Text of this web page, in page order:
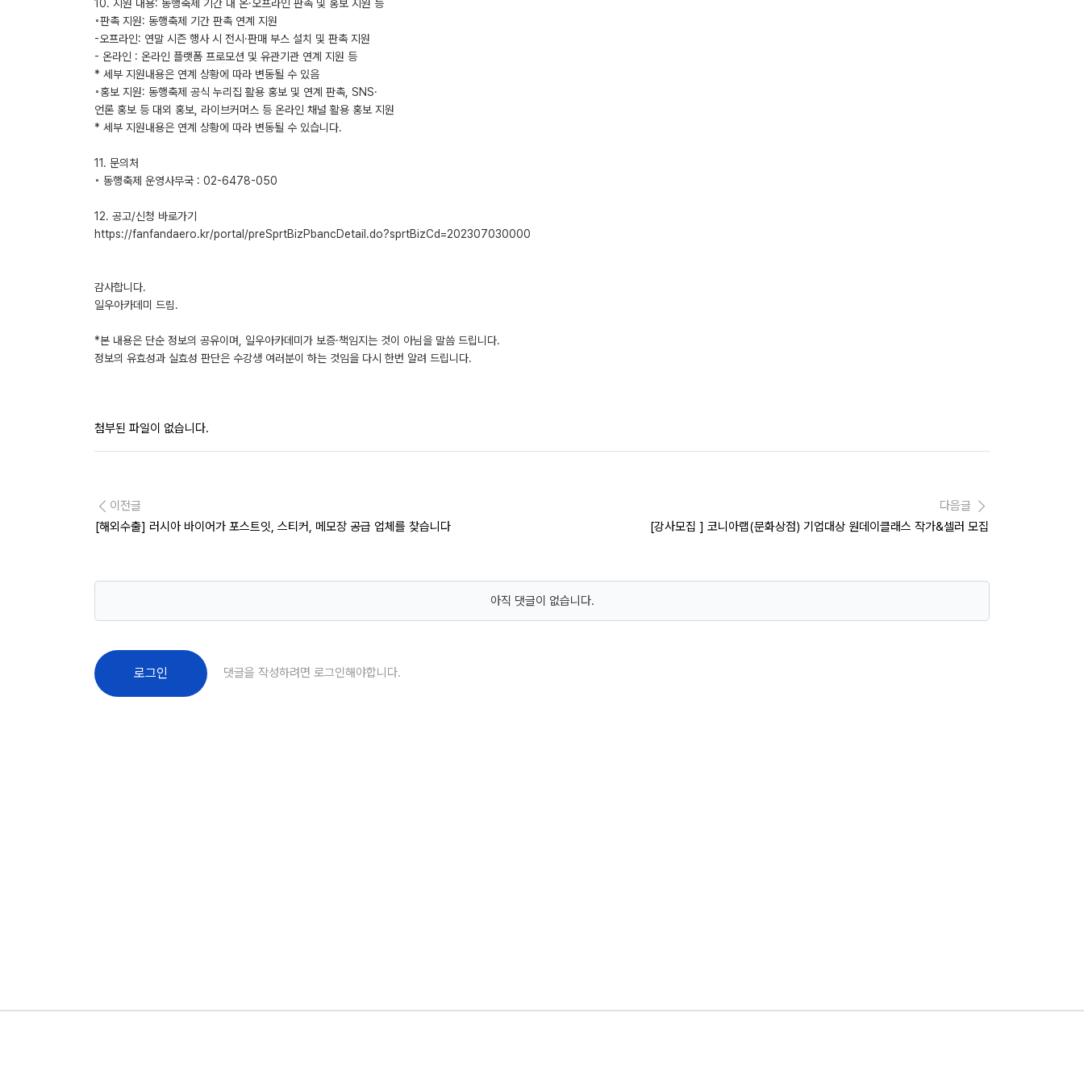
10. 지원 내용: 동행축제 기간 내 온·오프라인 판촉 및 홍보 지원 등
◦판촉 지원: 동행축제 기간 판촉 연계 지원
-오프라인: 연말 시즌 행사 시 전시·판매 부스 설치 및 판촉 지원
- 온라인 : 온라인 플랫폼 프로모션 및 유관기관 연계 지원 등
* 세부 지원내용은 연계 상황에 따라 변동될 수 있음
◦홍보 지원: 동행축제 공식 누리집 활용 홍보 및 연계 판촉, SNS·
언론 홍보 등 대외 홍보, 라이브커머스 등 온라인 채널 활용 홍보 지원
* 세부 지원내용은 연계 상황에 따라 변동될 수 있습니다.
11. 문의처
◦ 동행축제 운영사무국 : 02-6478-050
12. 공고/신청 바로가기
https://fanfandaero.kr/portal/preSprtBizPbancDetail.do?sprtBizCd=202307030000
감사합니다.
일우아카데미 드림.
*본 내용은 단순 정보의 공유이며, 일우아카데미가 보증·책임지는 것이 아님을 말씀 드립니다.
정보의 유효성과 실효성 판단은 수강생 여러분이 하는 것임을 다시 한번 알려 드립니다.
첨부된 파일이 없습니다.
이전글
[해외수출] 러시아 바이어가 포스트잇, 스티커, 메모장 공급 업체를 찾습니다
다음글
[강사모집 ] 코니아랩(문화상점) 기업대상 원데이클래스 작가&셀러 모집
아직 댓글이 없습니다.
로그인 댓글을 작성하려면 로그인해야합니다.